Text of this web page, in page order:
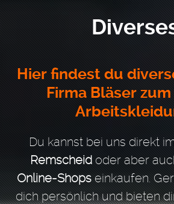
Hier findest du
Firma Bläser
Du kannst bei uns direkt
Remscheidoder aber
Online-Shopseinkaufen.
dich persönlich und bieten